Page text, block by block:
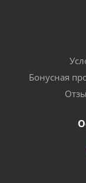
Бонусная